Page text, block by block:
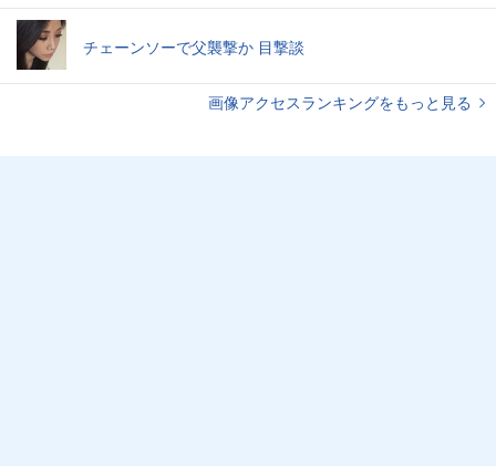
チェーンソーで父襲撃か 目撃談
画像アクセスランキングをもっと見る